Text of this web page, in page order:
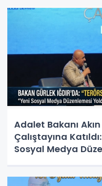
Adalet Bakanı
Çalıştayına
Sosyal Medya